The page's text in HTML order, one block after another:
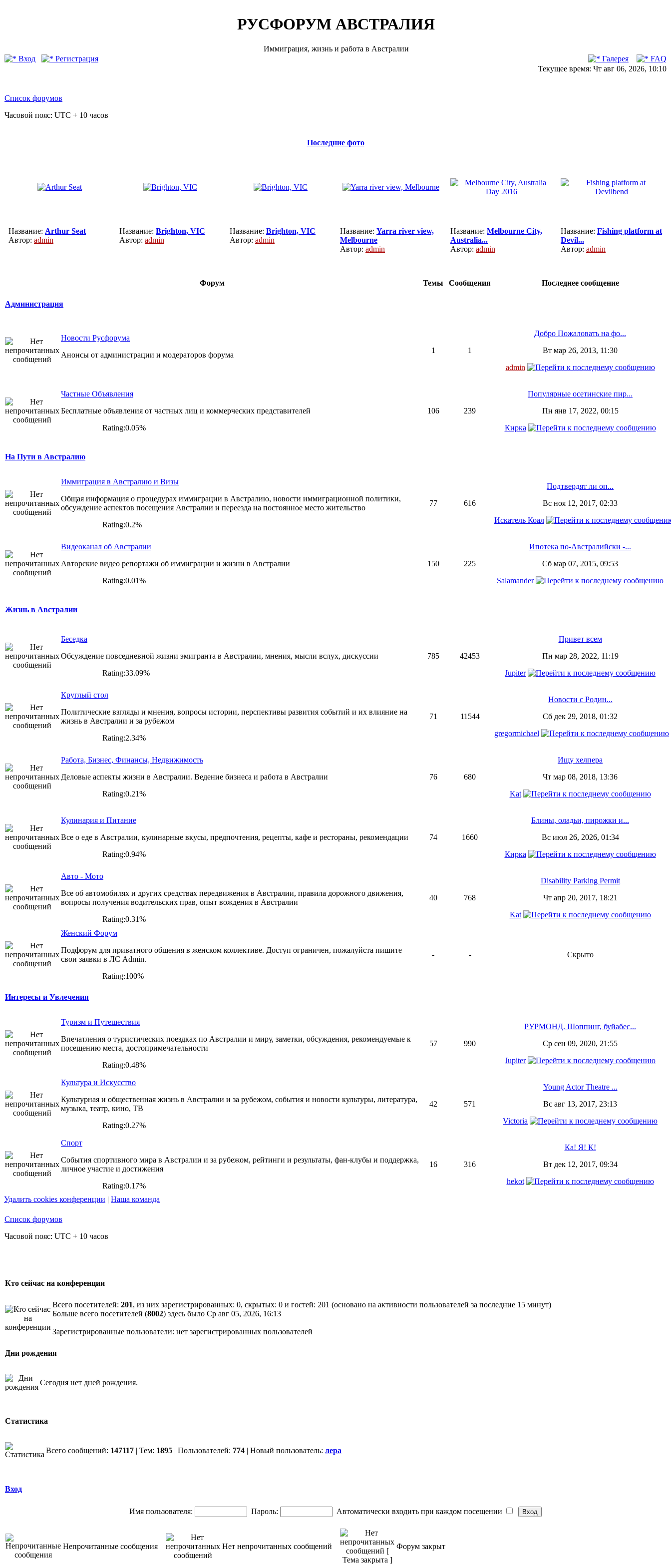
РУСФОРУМ АВСТРАЛИЯ
Иммиграция, жизнь и работа в Австралии
Вход
Регистрация Галерея
FAQ
Текущее время: Чт авг 06, 2026, 10:10
Список форумов
Часовой пояс: UTC + 10 часов
Последние фото
Название: Arthur Seat
Автор: admin
Название: Brighton, VIC
Автор: admin
Название: Brighton, VIC
Автор: admin
Название: Yarra river view,
Melbourne
Автор: admin
Название: Melbourne City,
Australia...
Автор: admin
Название: Fishing platform at
Devil...
Автор: admin
Форум Темы Сообщения Последнее сообщение
Администрация
Новости Русфорума
Анонсы от администрации и модераторов форума
1 1
Добро Пожаловать на фо...
Вт мар 26, 2013, 11:30
admin
Частные Объявления
Бесплатные объявления от частных лиц и коммерческих представителей
Rating:0.05%
106 239
Популярные осетинские пир...
Пн янв 17, 2022, 00:15
Кирка
На Пути в Австралию
Иммиграция в Австралию и Визы
Общая информация о процедурах иммиграции в Австралию, новости иммиграционной политики,
обсуждение аспектов посещения Австралии и переезда на постоянное место жительство
Rating:0.2%
77 616
Подтвердят ли оп...
Вс ноя 12, 2017, 02:33
Искатель Коал
Видеоканал об Австралии
Авторские видео репортажи об иммиграции и жизни в Австралии
Rating:0.01%
150 225
Ипотека по-Австралийски -...
Сб мар 07, 2015, 09:53
Salamander
Жизнь в Австралии
Беседка
Обсуждение повседневной жизни эмигранта в Австралии, мнения, мысли вслух, дискуссии
Rating:33.09%
785 42453
Привет всем
Пн мар 28, 2022, 11:19
Jupiter
Круглый стол
Политические взгляды и мнения, вопросы истории, перспективы развития событий и их влияние на
жизнь в Австралии и за рубежом
Rating:2.34%
71 11544
Новости с Родин...
Сб дек 29, 2018, 01:32
gregormichael
Работа, Бизнес, Финансы, Недвижимость
Деловые аспекты жизни в Австралии. Ведение бизнеса и работа в Австралии
Rating:0.21%
76 680
Ищу хелпера
Чт мар 08, 2018, 13:36
Kat
Кулинария и Питание
Все о еде в Австралии, кулинарные вкусы, предпочтения, рецепты, кафе и рестораны, рекомендации
Rating:0.94%
74 1660
Блины, оладьи, пирожки и...
Вс июл 26, 2026, 01:34
Кирка
Авто - Мото
Все об автомобилях и других средствах передвижения в Австралии, правила дорожного движения,
вопросы получения водительских прав, опыт вождения в Австралии
Rating:0.31%
40 768
Disability Parking Permit
Чт апр 20, 2017, 18:21
Kat
Женский Форум
Подфорум для приватного общения в женском коллективе. Доступ ограничен, пожалуйста пишите
свои заявки в ЛС Admin.
Rating:100%
- - Скрыто
Интересы и Увлечения
Туризм и Путешествия
Впечатления о туристических поездках по Австралии и миру, заметки, обсуждения, рекомендуемые к
посещению места, достопримечательности
Rating:0.48%
57 990
РУРМОНД. Шоппинг, буйабес...
Ср сен 09, 2020, 21:55
Jupiter
Культура и Искусство
Культурная и общественная жизнь в Австралии и за рубежом, события и новости культуры, литература,
музыка, театр, кино, ТВ
Rating:0.27%
42 571
Young Actor Theatre ...
Вс авг 13, 2017, 23:13
Victoria
Спорт
События спортивного мира в Австралии и за рубежом, рейтинги и результаты, фан-клубы и поддержка,
личное участие и достижения
Rating:0.17%
16 316
Ка! Я! К!
Вт дек 12, 2017, 09:34
hekot
Удалить cookies конференции | Наша команда
Список форумов
Часовой пояс: UTC + 10 часов
Кто сейчас на конференции
Всего посетителей: 201, из них зарегистрированных: 0, скрытых: 0 и гостей: 201 (основано на активности пользователей за последние 15 минут)
Больше всего посетителей (8002) здесь было Ср авг 05, 2026, 16:13
Зарегистрированные пользователи: нет зарегистрированных пользователей
Дни рождения
Сегодня нет дней рождения.
Статистика
Всего сообщений: 147117 | Тем: 1895 | Пользователей: 774 | Новый пользователь: лера
Вход
Имя пользователя: Пароль: Автоматически входить при каждом посещении
Непрочитанные сообщения Нет непрочитанных сообщений Форум закрыт